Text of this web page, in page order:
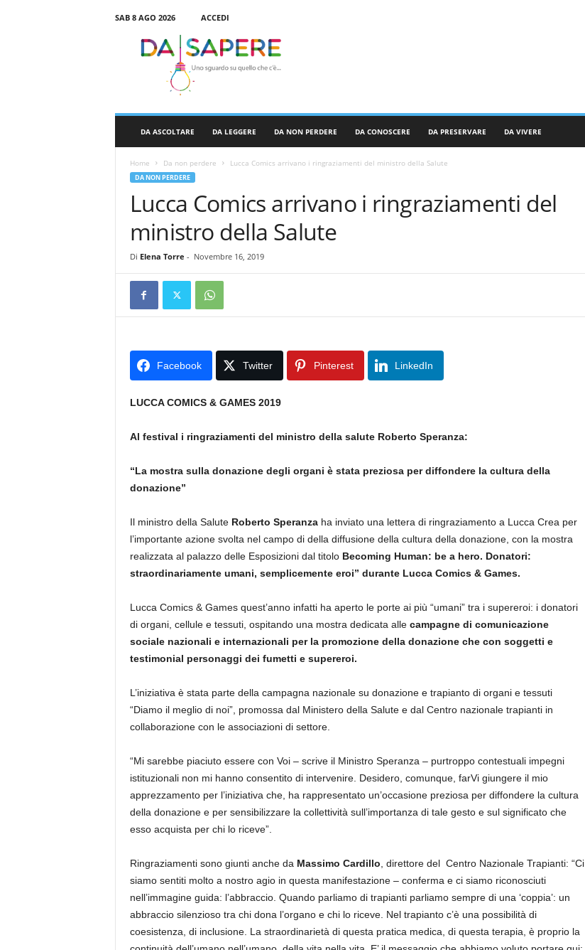
SAB 8 AGO 2026
ACCEDI
DA ASCOLTARE DA LEGGERE DA NON PERDERE DA CONOSCERE DA PRESERVARE DA VIVERE
Home Da non perdere Lucca Comics arrivano i ringraziamenti del ministro della Salute
DA NON PERDERE
Lucca Comics arrivano i ringraziamenti del
ministro della Salute
Di Elena Torre - Novembre 16, 2019
Facebook Twitter Pinterest LinkedIn
LUCCA COMICS & GAMES 2019
Al festival i ringraziamenti del ministro della salute Roberto Speranza:
“La mostra sulla donazione degli organi è stata preziosa per diffondere la cultura della
donazione”
Il ministro della Salute Roberto Speranzaha inviato una lettera di ringraziamento a Lucca Crea per
l’importante azione svolta nel campo di della diffusione della cultura della donazione, con la mostra
realizzata al palazzo delle Esposizioni dal titolo Becoming Human: be a hero. Donatori:
straordinariamente umani, semplicemente eroi” durante Lucca Comics & Games.
Lucca Comics & Games quest’anno infatti ha aperto le porte ai più “umani” tra i supereroi: i donatori
di organi, cellule e tessuti, ospitando una mostra dedicata alle campagne di comunicazione
sociale nazionali e internazionali per la promozione della donazione che con soggetti e
testimonial personaggi dei fumetti e supereroi.
L’iniziativa è stata parte della campagna nazionale su donazione e trapianto di organi e tessuti
“Diamo il meglio di noi”, promossa dal Ministero della Salute e dal Centro nazionale trapianti in
collaborazione con le associazioni di settore.
“Mi sarebbe piaciuto essere con Voi – scrive il Ministro Speranza – purtroppo contestuali impegni
istituzionali non mi hanno consentito di intervenire. Desidero, comunque, farVi giungere il mio
apprezzamento per l’iniziativa che, ha rappresentato un’occasione preziosa per diffondere la cultura
della donazione e per sensibilizzare la collettività sull’importanza di tale gesto e sul significato che
esso acquista per chi lo riceve”.
Ringraziamenti sono giunti anche da Massimo Cardillo , direttore del Centro Nazionale Trapianti: “Ci
siamo sentiti molto a nostro agio in questa manifestazione – conferma e ci siamo riconosciuti
nell’immagine guida: l’abbraccio. Quando parliamo di trapianti parliamo sempre di una ‘coppia’: un
abbraccio silenzioso tra chi dona l’organo e chi lo riceve. Nel trapianto c’è una possibilità di
coesistenza, di inclusione. La straordinarietà di questa pratica medica, di questa terapia, è proprio la